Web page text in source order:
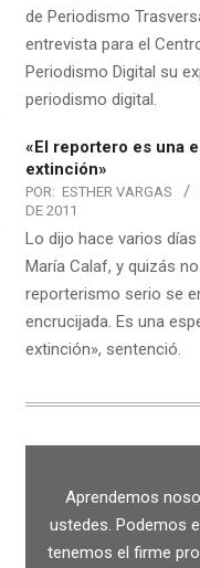
de Periodismo
entrevista para el
Periodismo Digital su
periodismo digital.
«El reportero es una
extinción»
POR: ESTHER VARGAS
DE 2011
Lo dijo hace varios
María Calaf, y quizás
reporterismo serio se
encrucijada. Es una
extinción», sentenció.
Aprendemos
ustedes. Podemos
tenemos el firme